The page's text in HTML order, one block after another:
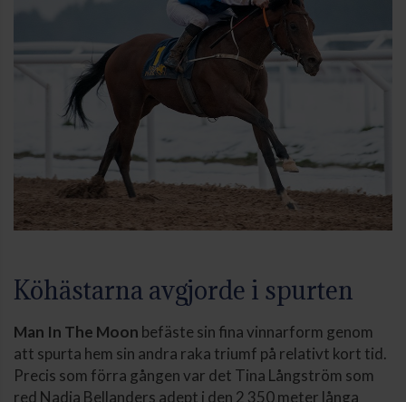
Köhästarna avgjorde i spurten
Man In The Moon befäste sin fina vinnarform genom
att spurta hem sin andra raka triumf på relativt kort tid.
Precis som förra gången var det Tina Långström som
red Nadja Bellanders adept i den 2 350 meter långa